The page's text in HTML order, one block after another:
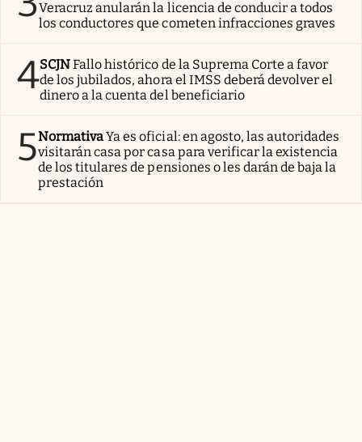
Veracruz anularán la licencia de conducir a todos
los conductores que cometen infracciones graves
4SCJNFallo histórico de la Suprema Corte a favor
de los jubilados, ahora el IMSS deberá devolver el
dinero a la cuenta del beneficiario
5NormativaYa es oficial: en agosto, las autoridades
visitarán casa por casa para verificar la existencia
de los titulares de pensiones o les darán de baja la
prestación